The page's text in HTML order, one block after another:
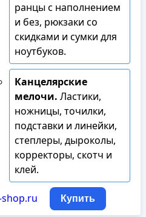
ранцы с наполнением
и без, рюкзаки со
скидками и сумки для
ноутбуков.
Канцелярские
мелочи. Ластики,
ножницы, точилки,
подставки и линейки,
степлеры, дыроколы,
корректоры, скотч и
клей.
shop.ru Купить